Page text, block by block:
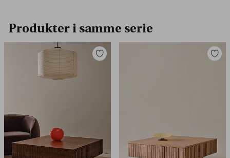
Produkter i samme serie
Legg
Legg